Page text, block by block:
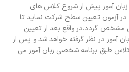
آموز پیش از شروع کلاس های
آزمون تعیین سطح شرکت نماید تا
مشخص گردد.در واقع بعد از تعیین
آموز در نظر گرفته خواهد شد و پس از
طبق برنامه شخصی زبان آموز می